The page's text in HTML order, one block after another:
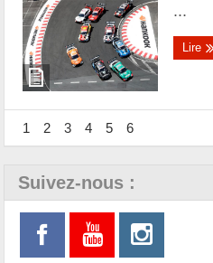
...
Lire
1 2 3 4 5 6
Suivez-nous :